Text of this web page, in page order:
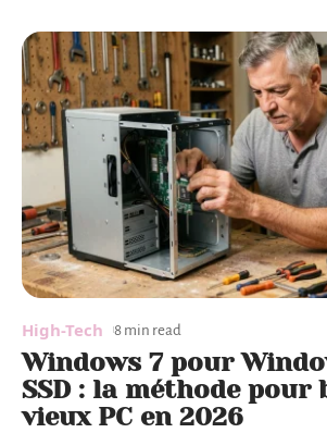
High-Tech 8 min read
Windows 7 pour
SSD : la méthode pour
vieux PC en 2026